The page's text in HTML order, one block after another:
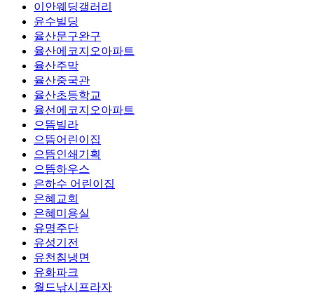
이안웨딩갤러리
윤수빌딩
율산문구완구
율산에코지오아파트
율산주막
율산중국관
율산초등학교
율선에코지오아파트
으뜸빌라
으뜸어린이집
으뜸인쇄기획
으뜸하우스
은하수 어린이집
은혜교회
은혜미용실
유명주단
유성기전
유천칡냉면
유화파크
월드낚시프라자